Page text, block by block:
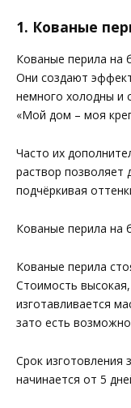
1. Кованые
Кованые перила на
Они создают
немного холодны и
«Мой дом – моя
Часто их
раствор позволяет
подчёркивая
Кованые перила на
Кованые перила
Стоимость
изготавливается
зато есть
Срок изготовления
начинается от 5